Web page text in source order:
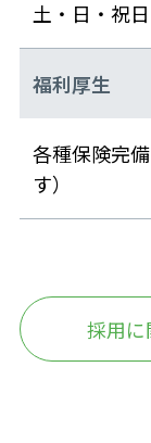
土・日・祝日
福利厚生
各種保険完
す）
採用